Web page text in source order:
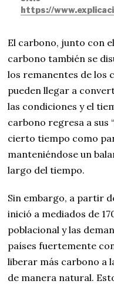
https://
El carbono, junto con
carbono también se
los remanentes de los
pueden llegar a
las condiciones y el
carbono regresa a sus
cierto tiempo como
manteniéndose un
largo del tiempo.
Sin embargo, a partir
inició a mediados de
poblacional y las
países fuertemente
liberar más carbono a
de manera natural.